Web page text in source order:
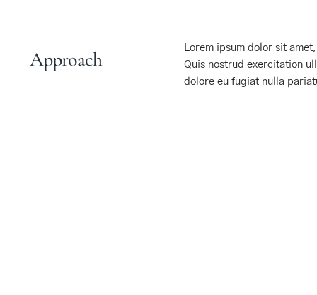
Approach
Lorem ipsum dolor sit
Quis nostrud exercitation
dolore eu fugiat nulla